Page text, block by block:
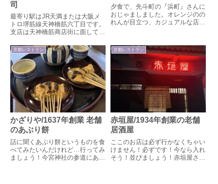
司
最寄り駅はJR天満または大阪メ
トロ堺筋線天神橋筋六丁目です。
支店は天神橋筋商店街に面してい
いったところ。せっかくなので本
店に並びましょう！17時前です
が中継所ができるくらい行列で
す…！本店と支店では、本店はカ
ウ...
夕食で、先斗町の『浜町』さんに
おじゃましました。オレンジのの
れんが目立つ、カジュアルな店構
居の高い街のイメージでしたが、
インバウンドのおかげか外にメニ
ューが掲示され、入りやすくな
っ...
京都レストラン
かざりや/1637年創業 老舗
のあぶり餅
話に聞くあぶり餅というものを食
べてみたいんだけれど…行ってみ
ましょう！今宮神社の参道にある
京都レストラン
赤垣屋/1934年創業の老舗
居酒屋
ここのお店は必ず行かなくちゃい
けません！必ずです！今なら入れ
そう！並びましょう！赤垣屋さん